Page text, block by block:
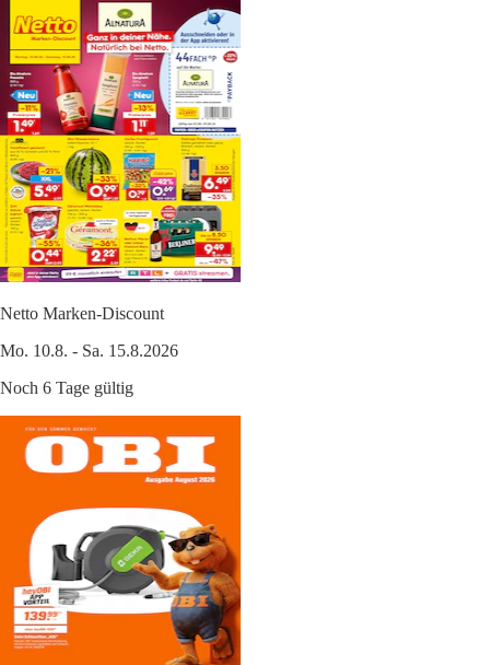
Netto Marken-Discount
Mo. 10.8. - Sa. 15.8.2026
Noch 6 Tage gültig